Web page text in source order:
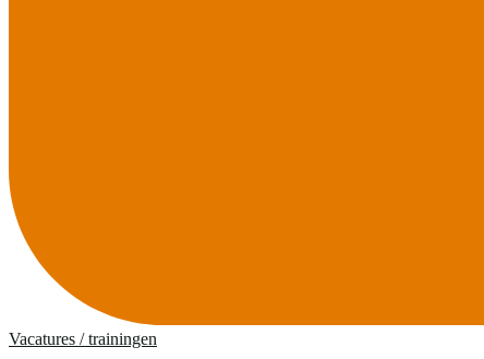
Vacatures / trainingen